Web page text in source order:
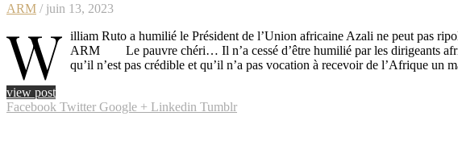
ARM / juin 13, 2023
W illiam Ruto a humilié le Président de l’Union africaine Azali ne peut pas
ARM Le pauvre chéri… Il n’a cessé d’être humilié par les dirigeants
qu’il n’est pas crédible et qu’il n’a pas vocation à recevoir de l’Afrique un
view post
Facebook Twitter Google + Linkedin Tumblr